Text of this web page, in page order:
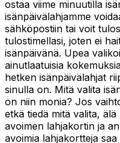
ostaa viime minuutilla
isänpäivälahjamme
sähköpostiin tai voit
tulostimellasi, joten ei
isänpäivänä. Upea
ainutlaatuisia
hetken isänpäivälahjat
sinulla on. Mitä valita
on niin monia? Jos
etkä tiedä mitä valita,
avoimen lahjakortin ja
avoimia lahjakortteja